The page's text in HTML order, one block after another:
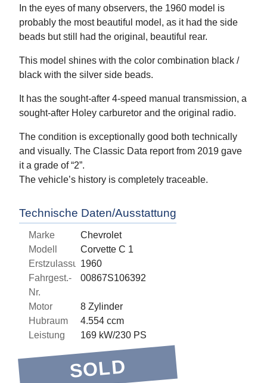
In the eyes of many observers, the 1960 model is
probably the most beautiful model, as it had the side
beads but still had the original, beautiful rear.
This model shines with the color combination black /
black with the silver side beads.
It has the sought-after 4-speed manual transmission, a
sought-after Holey carburetor and the original radio.
The condition is exceptionally good both technically
and visually. The Classic Data report from 2019 gave
it a grade of “2”.
The vehicle’s history is completely traceable.
Technische Daten/Ausstattung
Marke
Chevrolet
Modell
Corvette C 1
Erstzulassung1960
Fahrgest.-
Nr.
00867S106392
Motor
8 Zylinder
Hubraum
4.554 ccm
Leistung
169 kW/230 PS
SOLD